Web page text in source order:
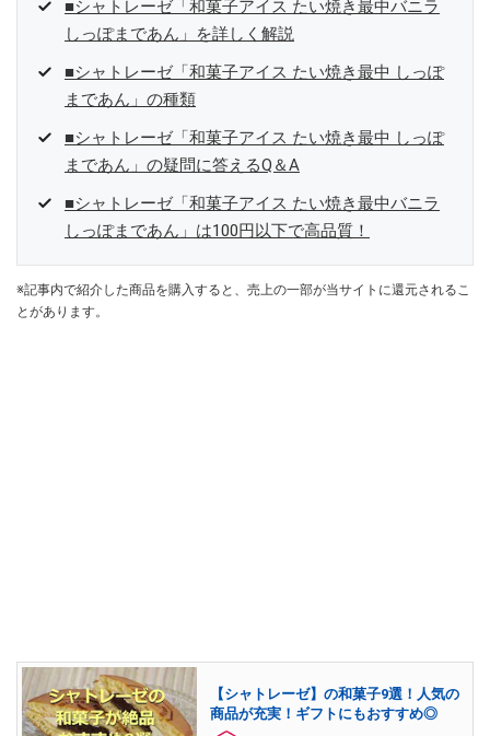
■シャトレーゼ「和菓子アイス たい焼き最中バニラ
しっぽまであん」を詳しく解説
■シャトレーゼ「和菓子アイス たい焼き最中 しっぽ
まであん」の種類
■シャトレーゼ「和菓子アイス たい焼き最中 しっぽ
まであん」の疑問に答えるQ＆A
■シャトレーゼ「和菓子アイス たい焼き最中バニラ
しっぽまであん」は100円以下で高品質！
※記事内で紹介した商品を購入すると、売上の一部が当サイトに還元されるこ
とがあります。
【シャトレーゼ】の和菓子9選！人気の
商品が充実！ギフトにもおすすめ◎